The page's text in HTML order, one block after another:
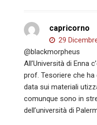
capricorno
29
@blackmorpheus
All’Università di Enna
prof. Tesoriere che
data sui materiali
comunque sono in
dell’università di